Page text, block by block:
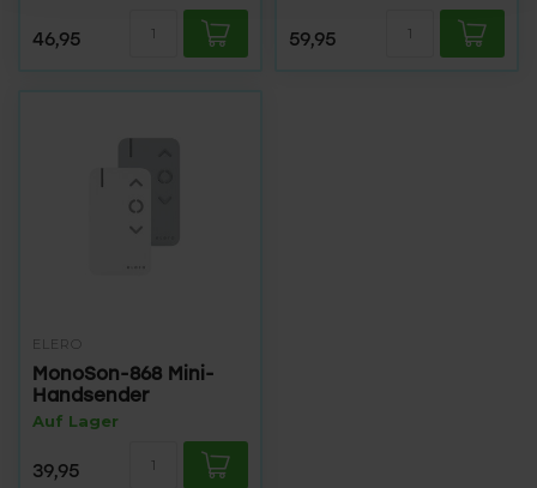
46,95 59,95
ELERO
MonoSon-868 Mini-
Handsender
Auf Lager
39,95